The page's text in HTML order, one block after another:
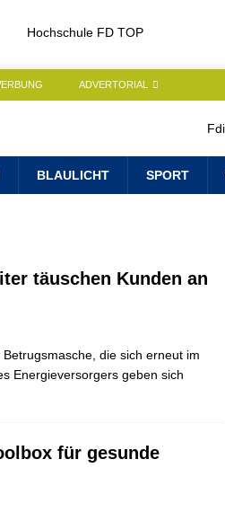
ADVERTORIAL
BLAULICHT SPORT
täuschen Kunden an
die sich erneut im
Energieversorgers geben sich
für gesunde